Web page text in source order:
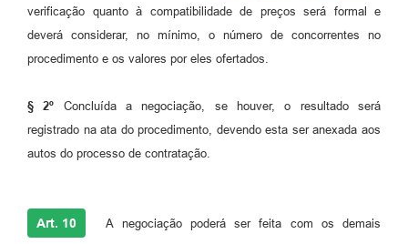
verificação quanto à compatibilidade de preços será formal e
deverá considerar, no mínimo, o número de concorrentes no
procedimento e os valores por eles ofertados.
§ 2º Concluída a negociação, se houver, o resultado será
registrado na ata do procedimento, devendo esta ser anexada aos
autos do processo de contratação.
Art. 10 A negociação poderá ser feita com os demais